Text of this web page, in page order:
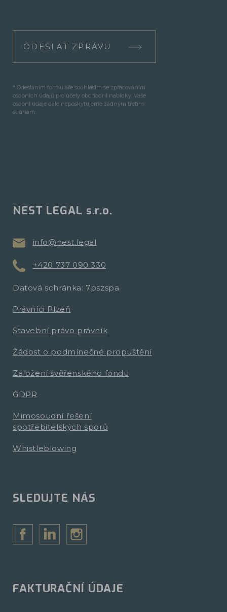
ODESLAT ZPRÁVU
* Odesláním formuláře souhlasím se zpracováním
osobních údajů pro účely obchodní nabídky. Vaše
osobní údaje dále neposkytujeme žádným třetím
stranám.
NEST LEGAL s.r.o.
info@nest.legal
+420 737 090 330
Datová schránka: 7pszspa
Právníci Plzeň
Stavební právo právník
Žádost o podmínečné propuštění
Založení svěřenského fondu
GDPR
Mimosoudní řešení
spotřebitelských sporů
Whistleblowing
SLEDUJTE NÁS
FAKTURAČNÍ ÚDAJE